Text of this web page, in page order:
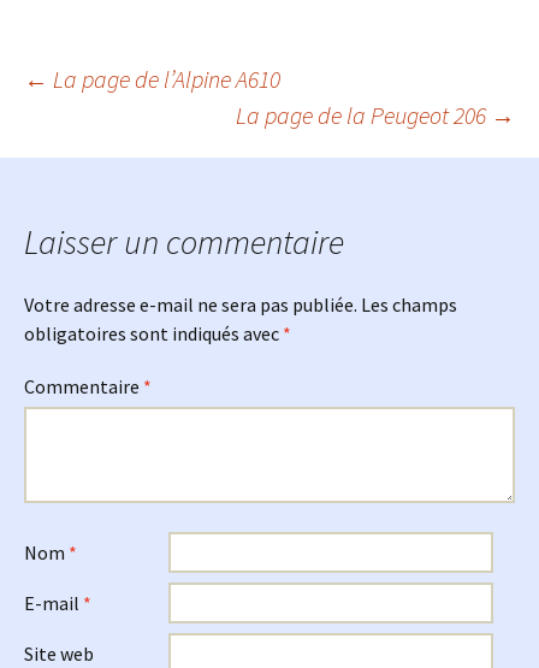
Navigation
des
articles
← La page de l’Alpine A610
La page de la Peugeot 206 →
Laisser un commentaire
Votre adresse e-mail ne sera pas publiée. Les champs
obligatoires sont indiqués avec *
Commentaire *
Nom *
E-mail *
Site web